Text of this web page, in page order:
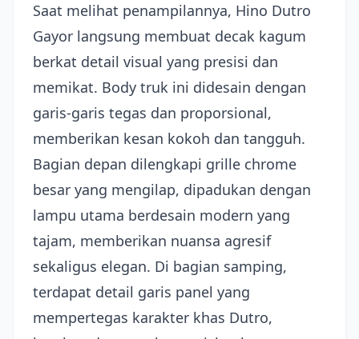
Saat melihat penampilannya, Hino Dutro
Gayor langsung membuat decak kagum
berkat detail visual yang presisi dan
memikat. Body truk ini didesain dengan
garis-garis tegas dan proporsional,
memberikan kesan kokoh dan tangguh.
Bagian depan dilengkapi grille chrome
besar yang mengilap, dipadukan dengan
lampu utama berdesain modern yang
tajam, memberikan nuansa agresif
sekaligus elegan. Di bagian samping,
terdapat detail garis panel yang
mempertegas karakter khas Dutro,